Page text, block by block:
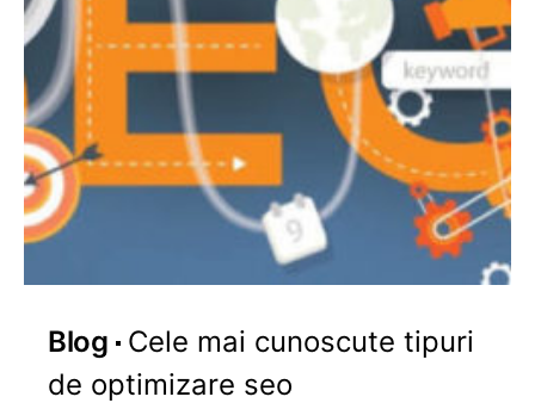
Blog
Cele mai cunoscute tipuri
de optimizare seo